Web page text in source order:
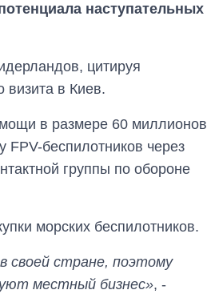
наступательных
цитируя
визита в Киев.
в размере 60 миллионов
беспилотников через
группы по обороне
морских беспилотников.
своей стране, поэтому
местный бизнес», -